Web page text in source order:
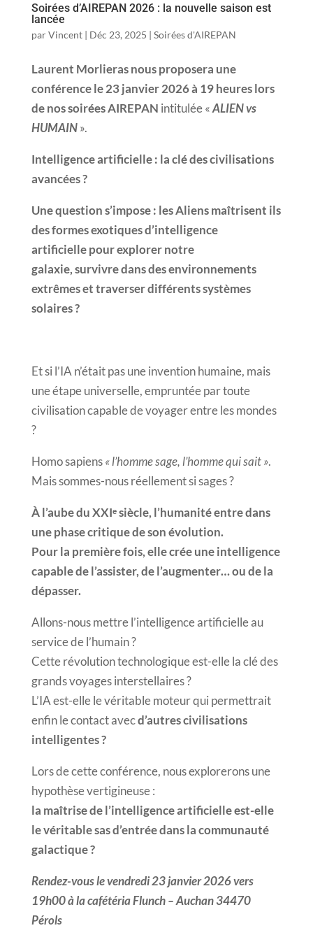
Soirées d’AIREPAN 2026 : la nouvelle saison est
lancée
parVincent| Déc 23, 2025 | Soirées d'AIREPAN
Laurent Morlieras nous proposera une
conférence le 23 janvier 2026 à 19 heures lors
de nos soirées AIREPAN intitulée «ALIEN vs
HUMAIN ».
Intelligence artificielle : la clé des civilisations
avancées ?
Une question s’impose : les Aliens maîtrisent ils
des formes exotiques d’intelligence
artificielle pour explorer notre
galaxie, survivre dans des environnements
extrêmes et traverser différents systèmes
solaires ?
Et si l’IA n’était pas une invention humaine, mais
une étape universelle, empruntée par toute
civilisation capable de voyager entre les mondes
?
Homo sapiens« l’homme sage, l’homme qui sait ».
Mais sommes-nous réellement si sages ?
À l’aube du XXIᵉ siècle, l’humanité entre dans
une phase critique de son évolution.
Pour la première fois, elle crée une intelligence
capable de l’assister, de l’augmenter… ou de la
dépasser.
Allons-nous mettre l’intelligence artificielle au
service de l’humain ?
Cette révolution technologique est-elle la clé des
grands voyages interstellaires ?
L’IA est-elle le véritable moteur qui permettrait
enfin le contact avecd’autres civilisations
intelligentes ?
Lors de cette conférence, nous explorerons une
hypothèse vertigineuse :
la maîtrise de l’intelligence artificielle est-elle
le véritable sas d’entrée dans la communauté
galactique ?
Rendez-vous le vendredi 23 janvier 2026 vers
19h00 à la cafétéria Flunch – Auchan 34470
Pérols